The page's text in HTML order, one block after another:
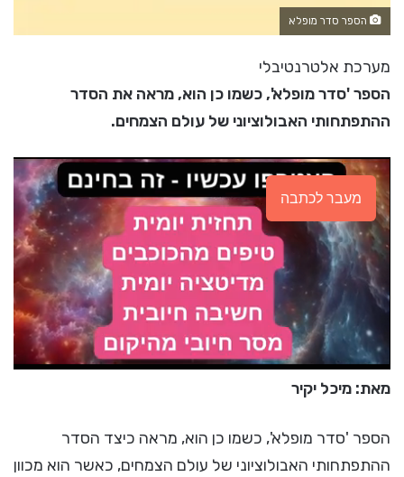
הספר סדר מופלא
מערכת אלטרנטיבלי
הספר 'סדר מופלא', כשמו כן הוא, מראה את הסדר
ההתפתחותי האבולוציוני של עולם הצמחים.
מעבר לכתבה
מאת: מיכל יקיר
הספר 'סדר מופלא', כשמו כן הוא, מראה כיצד הסדר
ההתפתחותי האבולוציוני של עולם הצמחים, כאשר הוא מכוון